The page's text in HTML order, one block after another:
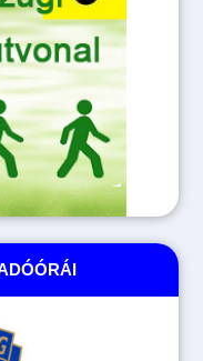
Tovább